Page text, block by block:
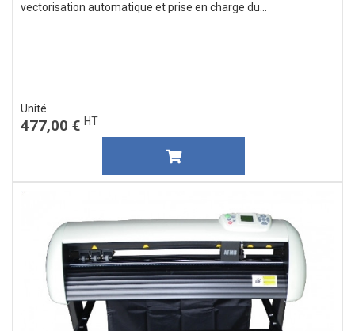
vectorisation automatique et prise en charge du...
Unité
477,00 € HT